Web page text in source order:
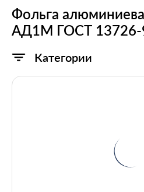
Фольга
АД1М ГОСТ 13726-
Категории